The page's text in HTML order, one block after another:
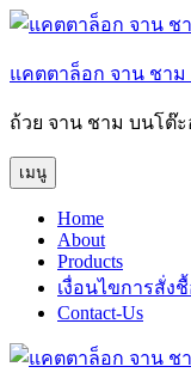
ข้าม
ยัง
บทความ
แคตตาล็อก จาน ชาม
ถ้วย จาน ชาม บนโต๊
เมนู
Home
About
Products
เงื่อนไขการสั่ง
Contact-Us